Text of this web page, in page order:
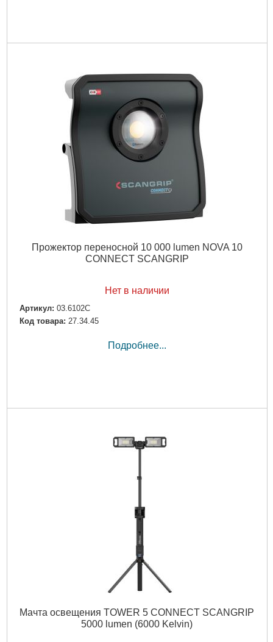
Прожектор переносной 10 000 lumen NOVA 10
CONNECT SCANGRIP
Нет в наличии
Артикул: 03.6102C
Код товара: 27.34.45
Подробнее...
Мачта освещения TOWER 5 CONNECT SCANGRIP
5000 lumen (6000 Kelvin)